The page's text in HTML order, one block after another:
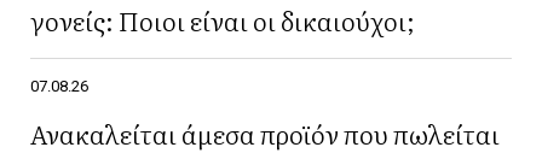
γονείς: Ποιοι είναι οι δικαιούχοι;
07.08.26
Ανακαλείται άμεσα προϊόν που πωλείται